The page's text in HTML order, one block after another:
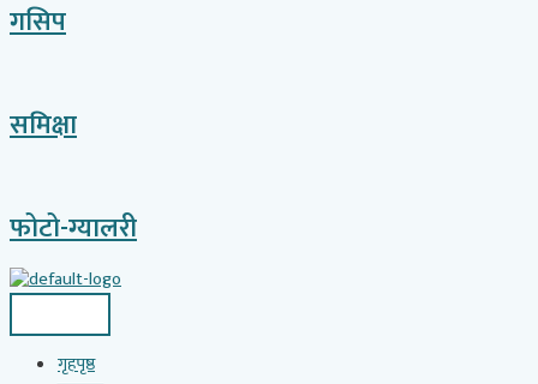
गसिप
समिक्षा
फोटो-ग्यालरी
गृहपृष्ठ